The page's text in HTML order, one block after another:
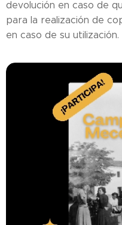
devolución en caso de
para la realización de
en caso de su utilización.